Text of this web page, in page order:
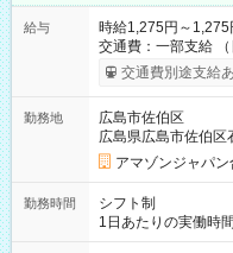
給与
時給1,275円～1,275
交通費：一部支給
実費支給） ※22:00～翌5:00までは時給25%UP！ ■給与前払い
制度あり ※前払い
交通費別途支給
勤務地
広島市佐伯区
広島県広島市佐伯区
アマゾンジャパン
勤務時間
シフト制
1日あたりの実働時
社後、就業可能シフ